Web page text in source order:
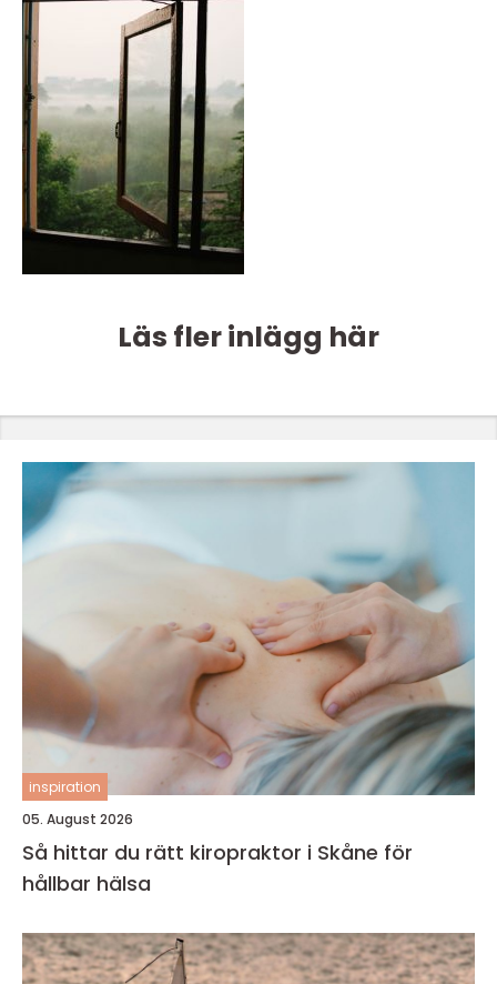
Läs fler inlägg här
inspiration
05. August 2026
Så hittar du rätt kiropraktor i Skåne för
hållbar hälsa